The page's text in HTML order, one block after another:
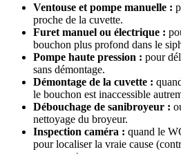
Ventouse et pompe manuelle :
proche de la cuvette.
Furet manuel ou électrique :
bouchon plus profond dans le
Pompe haute pression : pour
sans démontage.
Démontage de la cuvette :
le bouchon est inaccessible
Débouchage de sanibroyeur :
nettoyage du broyeur.
Inspection caméra : quand le
pour localiser la vraie cause